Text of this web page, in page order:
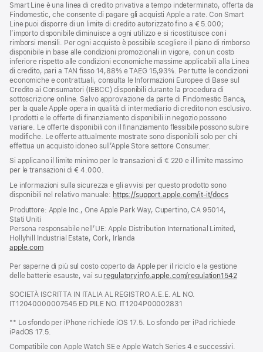
Smart Line è una linea di credito privativa a tempo indeterminato, offerta da
Findomestic, che consente di pagare gli acquisti Apple a rate. Con Smart
Line puoi disporre di un limite di credito autorizzato fino a € 5.000;
l’importo disponibile diminuisce a ogni utilizzo e si ricostituisce con i
rimborsi mensili. Per ogni acquisto è possibile scegliere il piano di rimborso
disponibile in base alle condizioni promozionali in vigore, con un costo
inferiore rispetto alle condizioni economiche massime applicabili alla Linea
di credito, pari a TAN fisso 14,88% e TAEG 15,93%. Per tutte le condizioni
economiche e contrattuali, consulta le Informazioni Europee di Base sul
Credito ai Consumatori (IEBCC) disponibili durante la procedura di
sottoscrizione online. Salvo approvazione da parte di Findomestic Banca,
per la quale Apple opera in qualità di intermediario di credito non esclusivo.
I prodotti e le offerte di finanziamento disponibili in negozio possono
variare. Le offerte disponibili con il finanziamento flessibile possono subire
modifiche. Le offerte attualmente mostrate sono disponibili solo per chi
effettua un acquisto idoneo sull’Apple Store settore Consumer.
Si applicano il limite minimo per le transazioni di € 220 e il limite massimo
per le transazioni di € 4.000.
Le informazioni sulla sicurezza e gli avvisi per questo prodotto sono
disponibili nel relativo manuale: https://support.apple.com/it-it/docs(si
finestra)
Produttore: Apple Inc., One Apple Park Way, Cupertino, CA 95014,
Stati Uniti
Persona responsabile nell’UE: Apple Distribution International Limited,
Hollyhill Industrial Estate, Cork, Irlanda
apple.com(si
una
nuova
Per saperne di più sul costo coperto da Apple per il riciclo e la gestione
delle batterie esauste, vai su regulatoryinfo.apple.com/regulation1542(si
SOCIETÀ ISCRITTA IN ITALIA AL REGISTRO A.E.E. AL NO.
IT12040000007545 ED PILE NO. IT1204P00002831
** Lo sfondo per iPhone richiede iOS 17.5. Lo sfondo per iPad richiede
iPadOS 17.5.
Compatibile con Apple Watch SE e Apple Watch Series 4 e successivi.